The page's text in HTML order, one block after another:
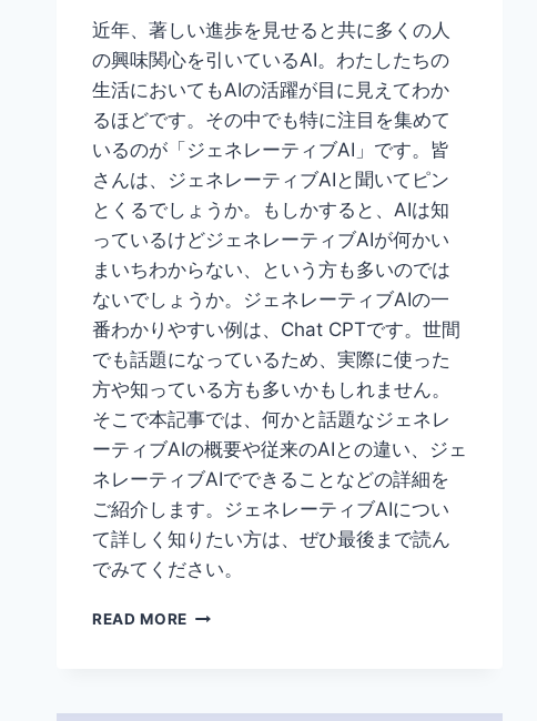
近年、著しい進歩を見せると共に多くの人
の興味関心を引いているAI。わたしたちの
生活においてもAIの活躍が目に見えてわか
るほどです。その中でも特に注目を集めて
いるのが「ジェネレーティブAI」です。皆
さんは、ジェネレーティブAIと聞いてピン
とくるでしょうか。もしかすると、AIは知
っているけどジェネレーティブAIが何かい
まいちわからない、という方も多いのでは
ないでしょうか。ジェネレーティブAIの一
番わかりやすい例は、Chat CPTです。世間
でも話題になっているため、実際に使った
方や知っている方も多いかもしれません。
そこで本記事では、何かと話題なジェネレ
ーティブAIの概要や従来のAIとの違い、ジェ
ネレーティブAIでできることなどの詳細を
ご紹介します。ジェネレーティブAIについ
て詳しく知りたい方は、ぜひ最後まで読ん
でみてください。
READ MORE